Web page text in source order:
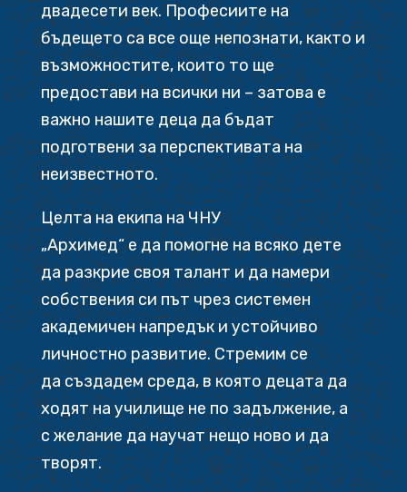
двадесети век. Професиите на
бъдещето са все още непознати, както и
възможностите, които то ще
предостави на всички ни – затова е
важно нашите деца да бъдат
подготвени за перспективата на
неизвестното.
Целта на екипа на ЧНУ
„Архимед“ е да помогне на всяко дете
да разкрие своя талант и да намери
собствения си път чрез системен
академичен напредък и устойчиво
личностно развитие. Стремим се
да създадем среда, в която децата да
ходят на училище не по задължение, а
с желание да научат нещо ново и да
творят.